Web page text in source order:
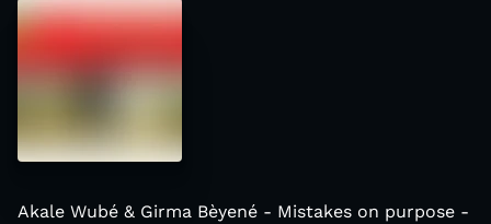
Akale Wubé & Girma Bèyené - Mistakes on purpose -